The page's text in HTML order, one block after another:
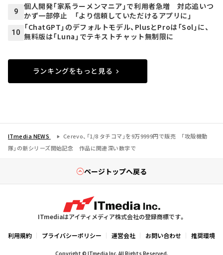
9
個人開発「家系ラーメンマニア」で利用者急増 対応追いつ
かず一部停止 「より信頼していただけるアプリに」
10
「ChatGPT」のデフォルトモデル、PlusとProは「Sol」に、
無料版は「Luna」でテキストチャット無制限に
ランキングをもっと見る
ITmedia NEWS
Cerevo、「1/8 タチコマ」を9万9999円で販売 「攻殻機動
隊」の新シリーズ開始記念 作品に関連深い数字で
ページトップへ戻る
ITmediaはアイティメディア株式会社の登録商標です。
利用規約 プライバシーポリシー 運営会社 お問い合わせ 推奨環境
Copyright © ITmedia Inc. All Rights Reserved.